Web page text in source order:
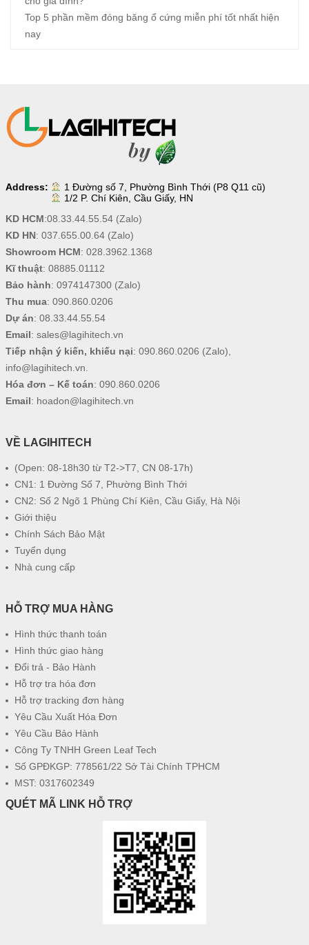
Top 5 phần mềm đóng băng ổ cứng miễn phí tốt nhất hiện
nay
Address:
1 Đường số 7, Phường Bình Thới (P8 Q11 cũ)
1/2 P. Chí Kiên, Cầu Giấy, HN
KD HCM:08.33.44.55.54(Zalo)
KD HN: 037.655.00.64(Zalo)
Showroom HCM: 028.3962.1368
Kĩ thuật: 08885.01112
Bảo hành: 0974147300(Zalo)
Thu mua: 090.860.0206
Dự án: 08.33.44.55.54
Email: sales@lagihitech.vn
Tiếp nhận ý kiến, khiếu nại: 090.860.0206 (Zalo),
info@lagihitech.vn
Hóa đơn – Kế toán: 090.860.0206
Email: hoadon@lagihitech.vn
VỀ LAGIHITECH
(Open: 08-18h30 từ T2->T7, CN 08-17h)
CN1: 1 Đường Số 7, Phường Bình Thới
CN2: Số 2 Ngõ 1 Phùng Chí Kiên, Cầu Giấy, Hà Nội
Giới thiệu
Chính Sách Bảo Mật
Tuyển dụng
Nhà cung cấp
HỖ TRỢ MUA HÀNG
Hình thức thanh toán
Hình thức giao hàng
Đổi trả - Bảo Hành
Hỗ trợ tra hóa đơn
Hỗ trợ tracking đơn hàng
Yêu Cầu Xuất Hóa Đơn
Yêu Cầu Bảo Hành
Công Ty TNHH Green Leaf Tech
Số GPĐKGP: 778561/22 Sở Tài Chính TPHCM
MST: 0317602349
QUÉT MÃ LINK HỖ TRỢ